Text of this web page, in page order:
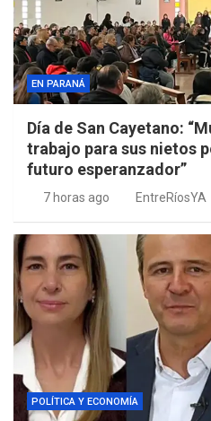
EN PARANÁ
Día de San Cayetano:
trabajo para sus nietos
futuro esperanzador”
7 horas ago EntreRíosYA
POLÍTICA Y ECONOMÍA